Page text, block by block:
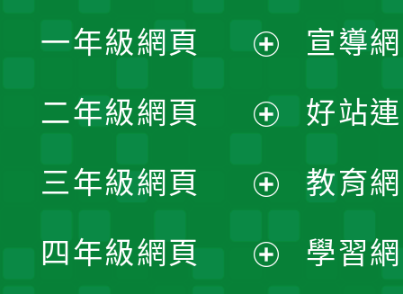
一年級網頁
開
選
單
二年級網頁
開
選
三年級網頁
開
四年級網頁
宣導
好站
教育
學習